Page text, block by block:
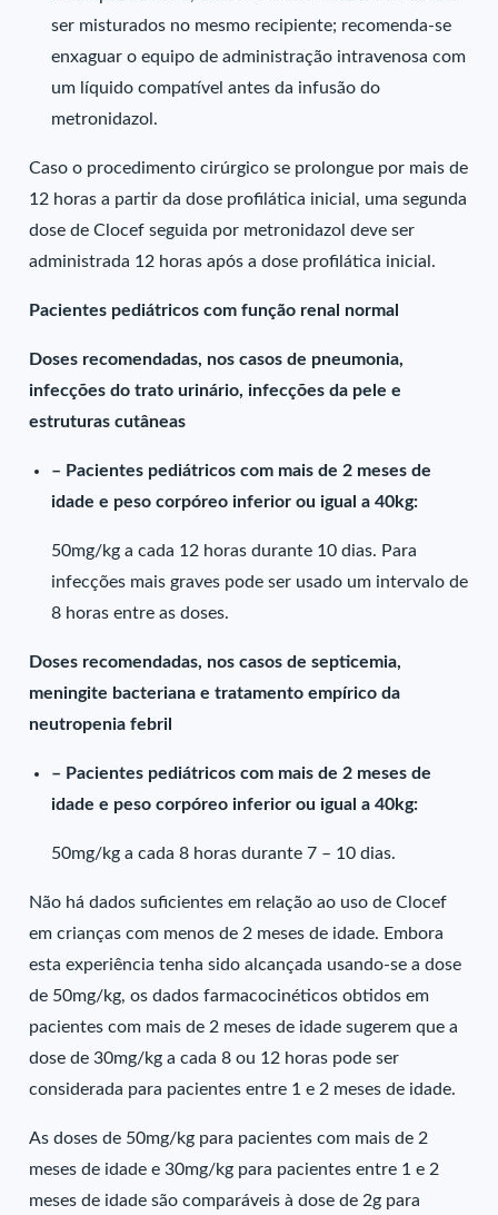
ser misturados no mesmo recipiente; recomenda-se
enxaguar o equipo de administração intravenosa com
um líquido compatível antes da infusão do
metronidazol.
Caso o procedimento cirúrgico se prolongue por mais de
12 horas a partir da dose profilática inicial, uma segunda
dose de Clocef seguida por metronidazol deve ser
administrada 12 horas após a dose profilática inicial.
Pacientes pediátricos com função renal normal
Doses recomendadas, nos casos de pneumonia,
infecções do trato urinário, infecções da pele e
estruturas cutâneas
– Pacientes pediátricos com mais de 2 meses de
idade e peso corpóreo inferior ou igual a 40kg:
50mg/kg a cada 12 horas durante 10 dias. Para
infecções mais graves pode ser usado um intervalo de
8 horas entre as doses.
Doses recomendadas, nos casos de septicemia,
meningite bacteriana e tratamento empírico da
neutropenia febril
– Pacientes pediátricos com mais de 2 meses de
idade e peso corpóreo inferior ou igual a 40kg:
50mg/kg a cada 8 horas durante 7 – 10 dias.
Não há dados suficientes em relação ao uso de Clocef
em crianças com menos de 2 meses de idade. Embora
esta experiência tenha sido alcançada usando-se a dose
de 50mg/kg, os dados farmacocinéticos obtidos em
pacientes com mais de 2 meses de idade sugerem que a
dose de 30mg/kg a cada 8 ou 12 horas pode ser
considerada para pacientes entre 1 e 2 meses de idade.
As doses de 50mg/kg para pacientes com mais de 2
meses de idade e 30mg/kg para pacientes entre 1 e 2
meses de idade são comparáveis à dose de 2g para